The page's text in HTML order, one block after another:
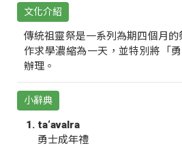
文化介紹
傳統祖靈祭是一系列為期四個月
作求學濃縮為一天，並特別將「
辦理。
小辭典
ta‘avalra
勇士成年禮